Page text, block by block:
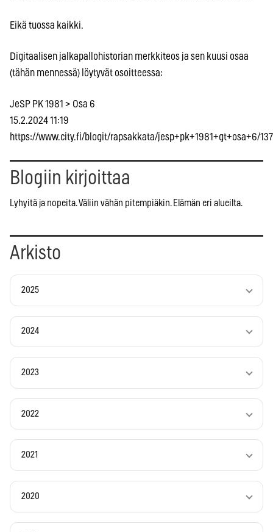
Eikä tuossa kaikki.
Digitaalisen jalkapallohistorian merkkiteos ja sen kuusi osaa
(tähän mennessä) löytyvät osoitteessa:
JeSP PK 1981 > Osa 6
15.2.2024 11:19
https://www.city.fi/blogit/rapsakkata/jesp+pk+1981+gt+osa+6/
Blogiin kirjoittaa
Lyhyitä ja nopeita. Väliin vähän pitempiäkin. Elämän eri alueilta.
Arkisto
2025
2024
2023
2022
2021
2020